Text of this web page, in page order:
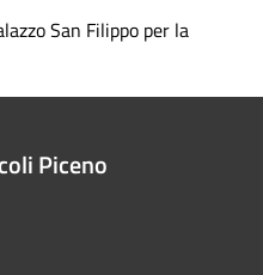
San Filippo per la
Piceno